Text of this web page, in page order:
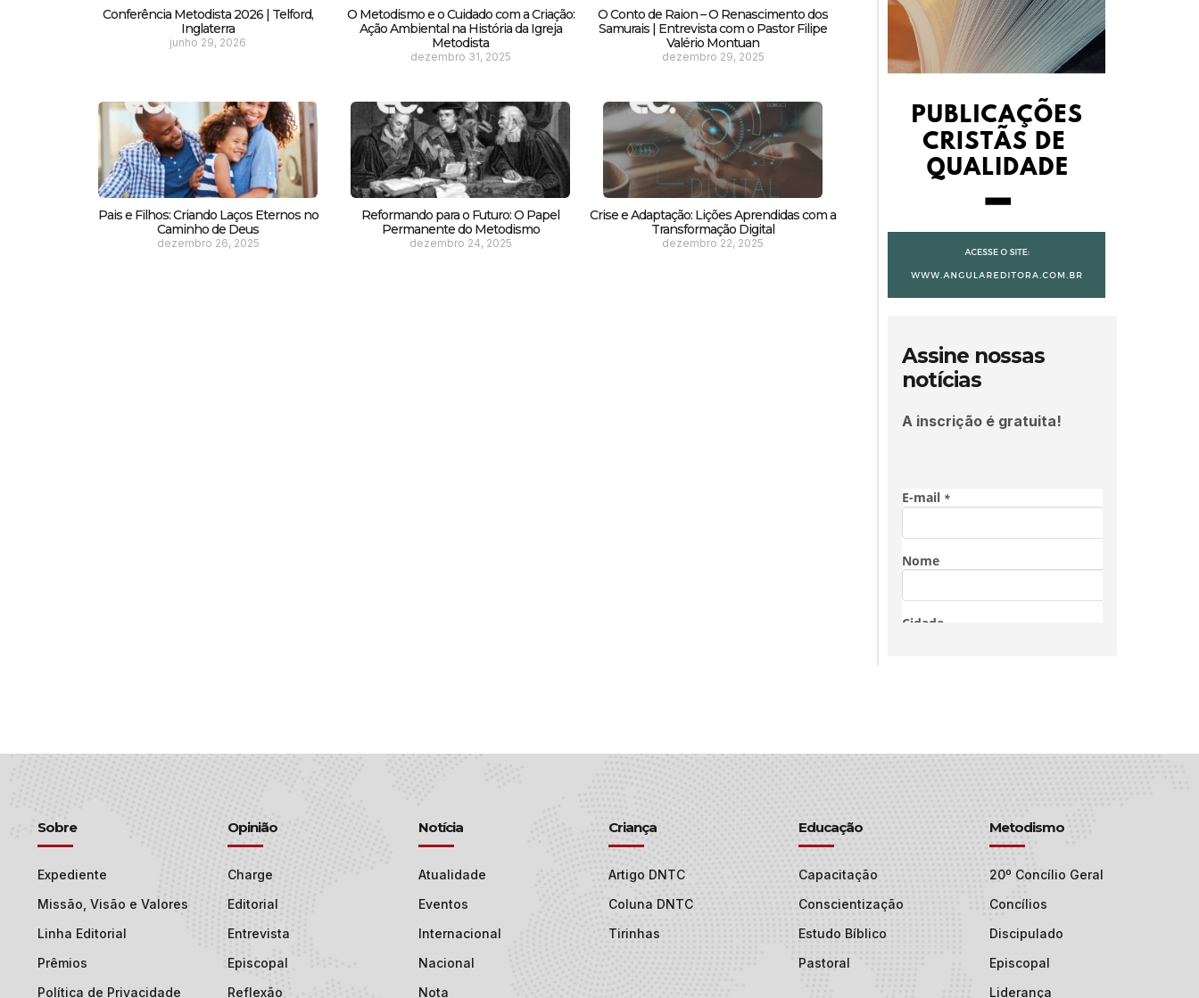
Conferência Metodista 2026 | Telford,
Inglaterra
junho 29, 2026
O Metodismo e o Cuidado com a Criação:
Ação Ambiental na História da Igreja
Metodista
dezembro 31, 2025
O Conto de Raion – O Renascimento dos
Samurais | Entrevista com o Pastor Filipe
Valério Montuan
dezembro 29, 2025
Pais e Filhos: Criando Laços Eternos no
Caminho de Deus
dezembro 26, 2025
Reformando para o Futuro: O Papel
Permanente do Metodismo
dezembro 24, 2025
Crise e Adaptação: Lições Aprendidas com a
Transformação Digital
dezembro 22, 2025
Assine nossas
notícias
A inscrição é gratuita!
Sobre
Expediente
Missão, Visão e Valores
Linha Editorial
Prêmios
Política de Privacidade
Opinião
Charge
Editorial
Entrevista
Episcopal
Reflexão
Notícia
Atualidade
Eventos
Internacional
Nacional
Nota
Criança
Artigo DNTC
Coluna DNTC
Tirinhas
Educação
Capacitação
Conscientização
Estudo Bíblico
Pastoral
Metodismo
20º Concílio Geral
Concílios
Discipulado
Episcopal
Liderança